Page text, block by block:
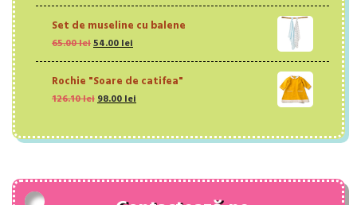
fost:
111.60 lei.
89.00 lei.
Set de museline cu balene
65.00leiPrețul
fost:
65.00 lei.
54.00lei
54.00 lei.
Rochie "Soare de catifea"
126.10lei Prețul
fost:
98.00lei
98.00 lei.